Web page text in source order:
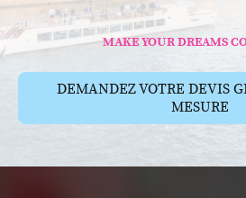
MAKE YOUR DREAMS
DEMANDEZ VOTRE DEVIS
MESURE